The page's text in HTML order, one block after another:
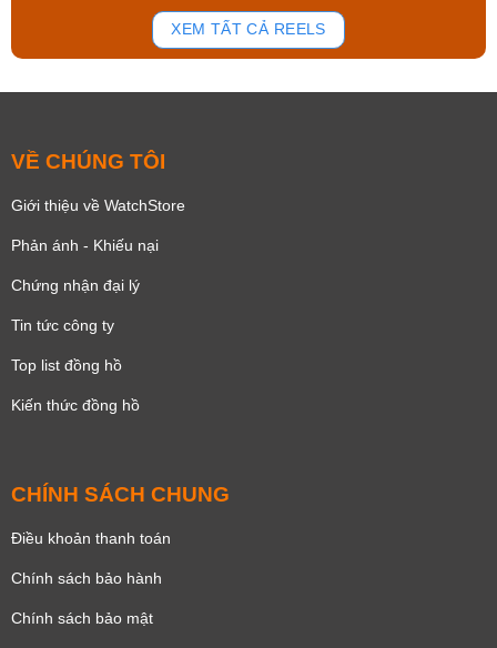
148
XEM TẤT CẢ REELS
VỀ CHÚNG TÔI
Giới thiệu về WatchStore
Phản ánh - Khiếu nại
Chứng nhận đại lý
Tin tức công ty
Top list đồng hồ
Kiến thức đồng hồ
CHÍNH SÁCH CHUNG
Điều khoản thanh toán
Chính sách bảo hành
Chính sách bảo mật